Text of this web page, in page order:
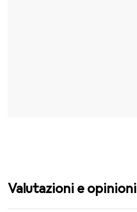
Valutazioni e opinioni